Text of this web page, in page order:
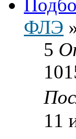
ФЛЭ
5
11